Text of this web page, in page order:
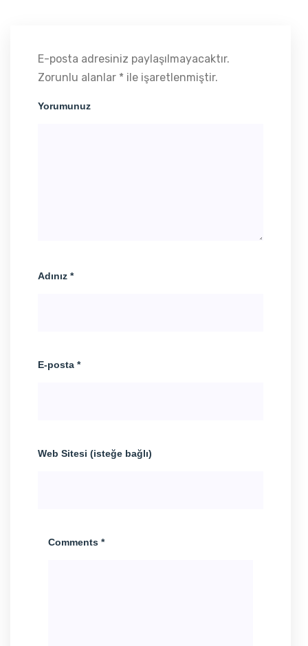
E-posta adresiniz paylaşılmayacaktır.
Zorunlu alanlar * ile işaretlenmiştir.
Yorumunuz
Adınız *
E-posta *
Web Sitesi (isteğe bağlı)
Comments *